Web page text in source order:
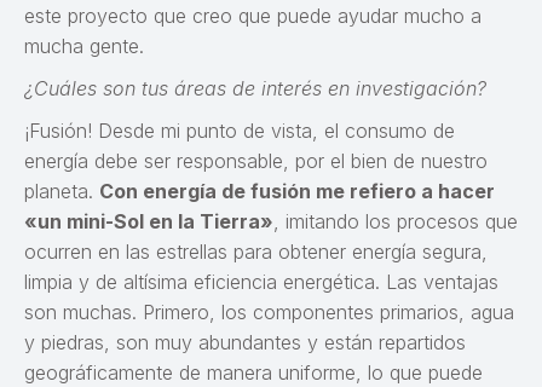
este proyecto que creo que puede ayudar mucho a
mucha gente.
¿Cuáles son tus áreas de interés en investigación?
¡Fusión! Desde mi punto de vista, el consumo de
energía debe ser responsable, por el bien de nuestro
planeta. Con energía de fusión me refiero a hacer
«un mini-Sol en la Tierra», imitando los procesos que
ocurren en las estrellas para obtener energía segura,
limpia y de altísima eficiencia energética. Las ventajas
son muchas. Primero, los componentes primarios, agua
y piedras, son muy abundantes y están repartidos
geográficamente de manera uniforme, lo que puede